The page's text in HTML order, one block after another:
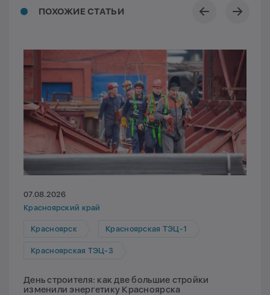
ПОХОЖИЕ СТАТЬИ
07.08.2026
Красноярский край
Красноярск Красноярская ТЭЦ-1
Красноярская ТЭЦ-3
День строителя: как две большие стройки
изменили энергетику Красноярска